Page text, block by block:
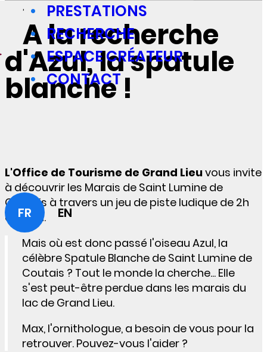
PRESTATIONS
RECHERCHE
ESPACE CRÉATEUR
CONTACT
FR EN
,
A la recherche
d'Azul, la spatule
blanche !
L'Office de Tourisme de Grand Lieuvous invite
à découvrir les Marais de Saint Lumine de
Coutais à travers un jeu de piste ludique de 2h
environ.
Mais où est donc passé l'oiseau Azul, la
célèbre Spatule Blanche de Saint Lumine de
Coutais ? Tout le monde la cherche... Elle
s'est peut-être perdue dans les marais du
lac de Grand Lieu.
Max, l'ornithologue, a besoin de vous pour la
retrouver. Pouvez-vous l'aider ?